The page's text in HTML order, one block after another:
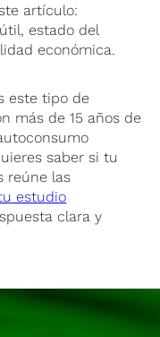
artículo:
estado del
económica.
este tipo de
más de 15 años de
saber si tu
reúne las
estudio
clara y